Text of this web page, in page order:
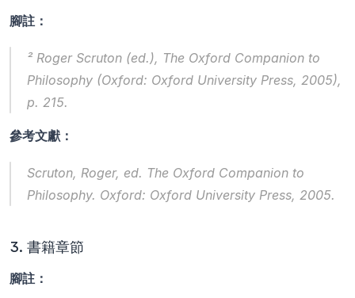
腳註：
² Roger Scruton (ed.), The Oxford Companion to
Philosophy (Oxford: Oxford University Press, 2005),
p. 215.
參考文獻：
Scruton, Roger, ed. The Oxford Companion to
Philosophy. Oxford: Oxford University Press, 2005.
3. 書籍章節
腳註：